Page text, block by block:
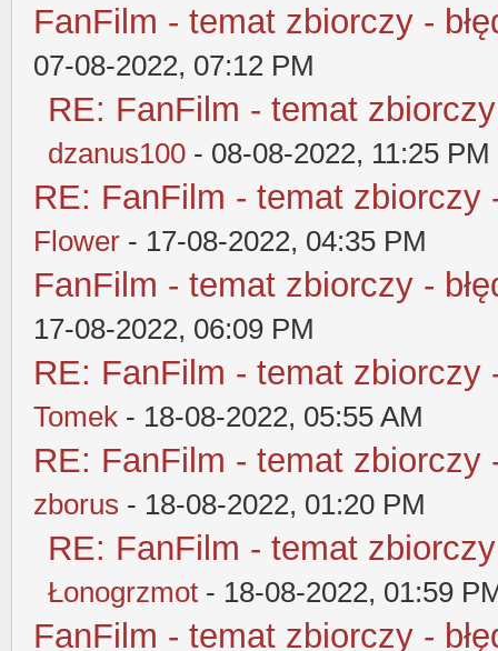
FanFilm - temat zbiorczy -
07-08-2022, 07:12 PM
RE: FanFilm - temat
dzanus100 - 08-08-2022, 11:25 PM
RE: FanFilm - temat zbiorczy
Flower - 17-08-2022, 04:35 PM
FanFilm - temat zbiorczy -
17-08-2022, 06:09 PM
RE: FanFilm - temat zbiorczy
Tomek - 18-08-2022, 05:55 AM
RE: FanFilm - temat zbiorczy
zborus - 18-08-2022, 01:20 PM
RE: FanFilm - temat
Łonogrzmot - 18-08-2022, 01:59
FanFilm - temat zbiorczy -